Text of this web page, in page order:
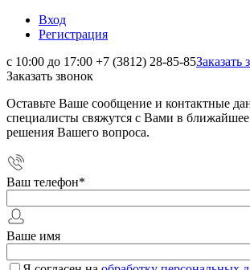
Вход
Регистрация
с 10:00 до 17:00 +7 (3812) 28-85-85Заказать
Заказать звонок
Оставьте Ваше сообщение и контактные
специалисты свяжутся с Вами в ближайшее
решения Вашего вопроса.
Ваш телефон*
Ваше имя